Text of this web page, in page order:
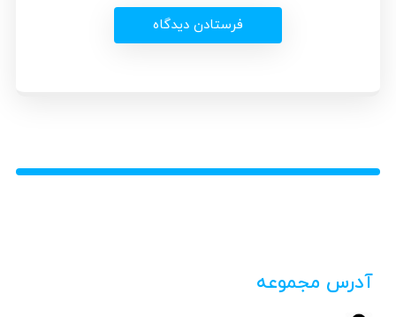
آدرس مجموعه